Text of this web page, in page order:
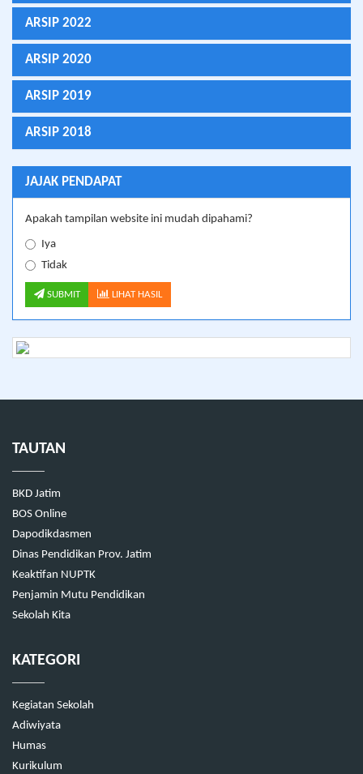
ARSIP 2022
ARSIP 2020
ARSIP 2019
ARSIP 2018
JAJAK PENDAPAT
Apakah tampilan website ini mudah dipahami?
Iya
Tidak
SUBMIT LIHAT HASIL
TAUTAN
BKD Jatim
BOS Online
Dapodikdasmen
Dinas Pendidikan Prov. Jatim
Keaktifan NUPTK
Penjamin Mutu Pendidikan
Sekolah Kita
KATEGORI
Kegiatan Sekolah
Adiwiyata
Humas
Kurikulum